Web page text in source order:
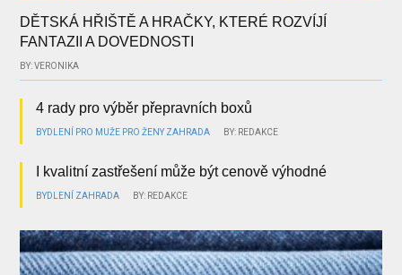
DĚTSKÁ HŘIŠTĚ A HRAČKY, KTERÉ ROZVÍJÍ
FANTAZII A DOVEDNOSTI
BY: VERONIKA
4 rady pro výběr přepravních boxů
BYDLENÍ PRO MUŽE PRO ŽENY ZAHRADA BY: REDAKCE
I kvalitní zastřešení může být cenově výhodné
BYDLENÍ ZAHRADA BY: REDAKCE